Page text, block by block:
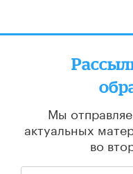
Мы
актуальных
во